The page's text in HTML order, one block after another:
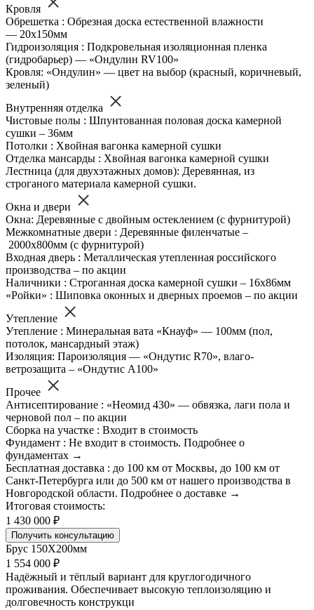
Кровля
Обрешетка : Обрезная доска естественной влажности
— 20х150мм
Гидроизоляция : Подкровельная изоляционная пленка
(гидробарьер) — «Ондулин RV100»
Кровля: «Ондулин» — цвет на выбор (красный, коричневый,
зеленый)
Внутренняя отделка
Чистовые полы : Шпунтованная половая доска камерной
сушки – 36мм
Потолки : Хвойная вагонка камерной сушки
Отделка мансарды : Хвойная вагонка камерной сушки
Лестница (для двухэтажных домов): Деревянная, из
строганого материала камерной сушки.
Окна и двери
Окна: Деревянные с двойным остеклением (с фурнитурой)
Межкомнатные двери : Деревянные филенчатые –
2000х800мм (с фурнитурой)
Входная дверь : Металлическая утепленная российского
производства – по акции
Наличники : Строганная доска камерной сушки – 16х86мм
«Ройки» : Шиповка оконных и дверных проемов – по акции
Утепление
Утепление : Минеральная вата «Кнауф» — 100мм (пол,
потолок, мансардный этаж)
Изоляция: Пароизоляция — «Ондутис R70», влаго-
ветрозащита – «Ондутис А100»
Прочее
Антисептирование : «Неомид 430» — обвязка, лаги пола и
черновой пол – по акции
Сборка на участке : Входит в стоимость
Фундамент : Не входит в стоимость. Подробнее о
фундаментах →
Бесплатная доставка : до 100 км от Москвы, до 100 км от
Санкт-Петербурга или до 500 км от нашего производства в
Новгородской области. Подробнее о доставке →
Итоговая стоимость:
1 430 000 ₽
Получить консультацию
Брус 150Х200мм
1 554 000 ₽
Надёжный и тёплый вариант для круглогодичного
проживания. Обеспечивает высокую теплоизоляцию и
долговечность конструкци